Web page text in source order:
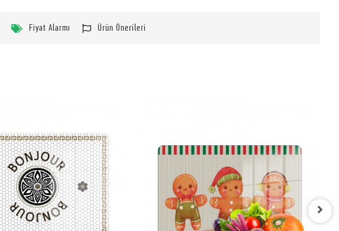
Fiyat Alarmı Ürün Önerileri